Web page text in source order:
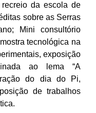
da escola de
sobre as Serras
Mini consultório
tecnológica na
exposição
ao lema “A
do dia do Pi,
de trabalhos